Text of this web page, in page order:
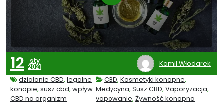
12 sty
2021
Kamil Włodarek
działanie CBD, legalne
konopie, susz cbd, wpływ
CBD na organizm
CBD,Kosmetyki konopne,
Medycyna,Susz CBD,Vaporyzacja,
vapowanie,Żywność konopna